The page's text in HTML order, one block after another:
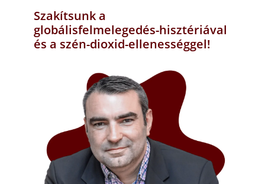
Szakítsunk a
globálisfelmelegedés-hisztériával
és a szén-dioxid-ellenességgel!